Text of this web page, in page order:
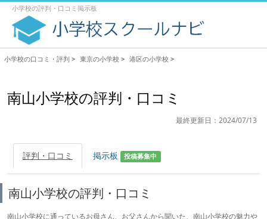
小学校の評判・口コミ掲示板
小学校の口コミ・評判 > 東京の小学校 > 港区の小学校 >
南山小学校の評判・口コミ
最終更新日：2024/07/13
評判・口コミ 掲示板 投稿募集中
南山小学校の評判・口コミ
南山小学校に通っているお母さん、お父さんから聞いた、南山小学校の魅力や